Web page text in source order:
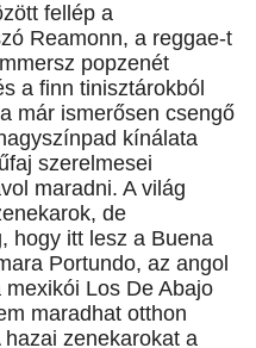
fellép a
Reamonn, a reggae-t
popzenét
a finn tinisztárokból
már ismerősen csengő
kínálata
szerelmesei
maradni. A világ
de
hogy itt lesz a Buena
Portundo, az angol
Los De Abajo
maradhat otthon
zenekarokat a